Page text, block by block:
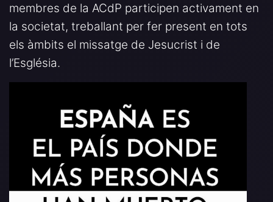
membres de la ACdP participen activament en
la societat, treballant per fer present en tots
els àmbits el missatge de Jesucrist i de
l’Església.